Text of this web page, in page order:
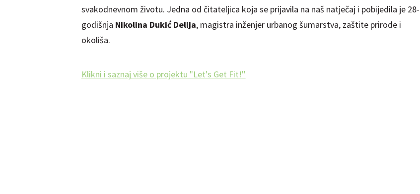
svakodnevnom životu. Jedna od čitateljica koja se prijavila na naš natječaj i pobijedila je 28-
godišnja Nikolina Dukić Delija, magistra inženjer urbanog šumarstva, zaštite prirode i
okoliša.
Klikni i saznaj više o projektu "Let's Get Fit!''